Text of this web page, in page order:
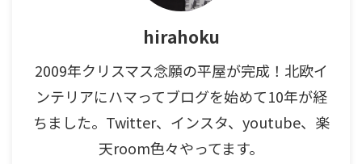
hirahoku
2009年クリスマス念願の平屋が完成！北欧イ
ンテリアにハマってブログを始めて10年が経
ちました。Twitter、インスタ、youtube、楽
天room色々やってます。